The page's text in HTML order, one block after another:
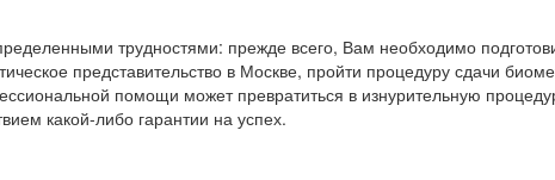
трудностями: прежде всего, Вам необходимо
представительство в Москве, пройти процедуру сдачи
помощи может превратиться в изнурительную
какой-либо гарантии на успех.